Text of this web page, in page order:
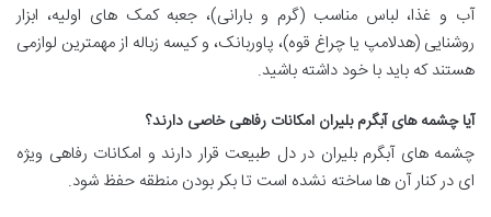
آب و غذا، لباس مناسب (گرم و بارانی)، جعبه کمک های اولیه، ابزار
روشنایی (هدلامپ یا چراغ قوه)، پاوربانک، و کیسه زباله از مهمترین لوازمی
هستند که باید با خود داشته باشید.
آیا چشمه های آبگرم بلیران امکانات رفاهی خاصی دارند؟
چشمه های آبگرم بلیران در دل طبیعت قرار دارند و امکانات رفاهی ویژه
ای در کنار آن ها ساخته نشده است تا بکر بودن منطقه حفظ شود.